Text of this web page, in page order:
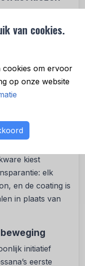
van cookies.
cookies om ervoor
op onze website
vrij” betekent
delen.
en
kiest
elk
en de coating is
in plaats van
initiatief
eerste